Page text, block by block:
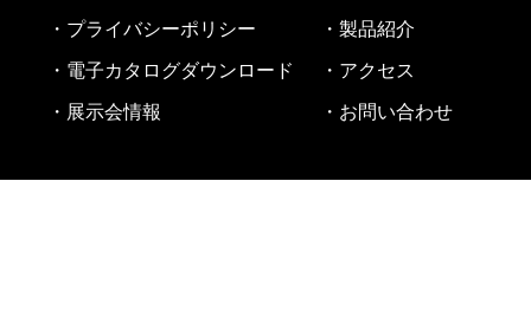
・プライバシーポリシー ・製品紹介
・電子カタログダウンロード
・展示会情報
・アクセス
・お問い合わせ